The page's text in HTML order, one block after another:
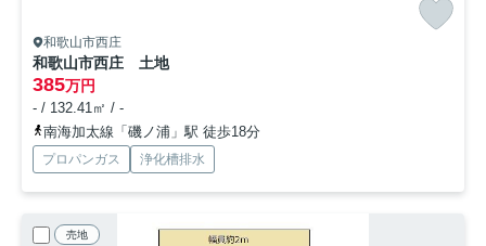
和歌山市西庄
和歌山市西庄 土地
385万円
- / 132.41㎡ / -
南海加太線「磯ノ浦」駅 徒歩18分
プロパンガス 浄化槽排水
売地